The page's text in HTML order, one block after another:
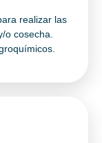
realizar las
o cosecha.